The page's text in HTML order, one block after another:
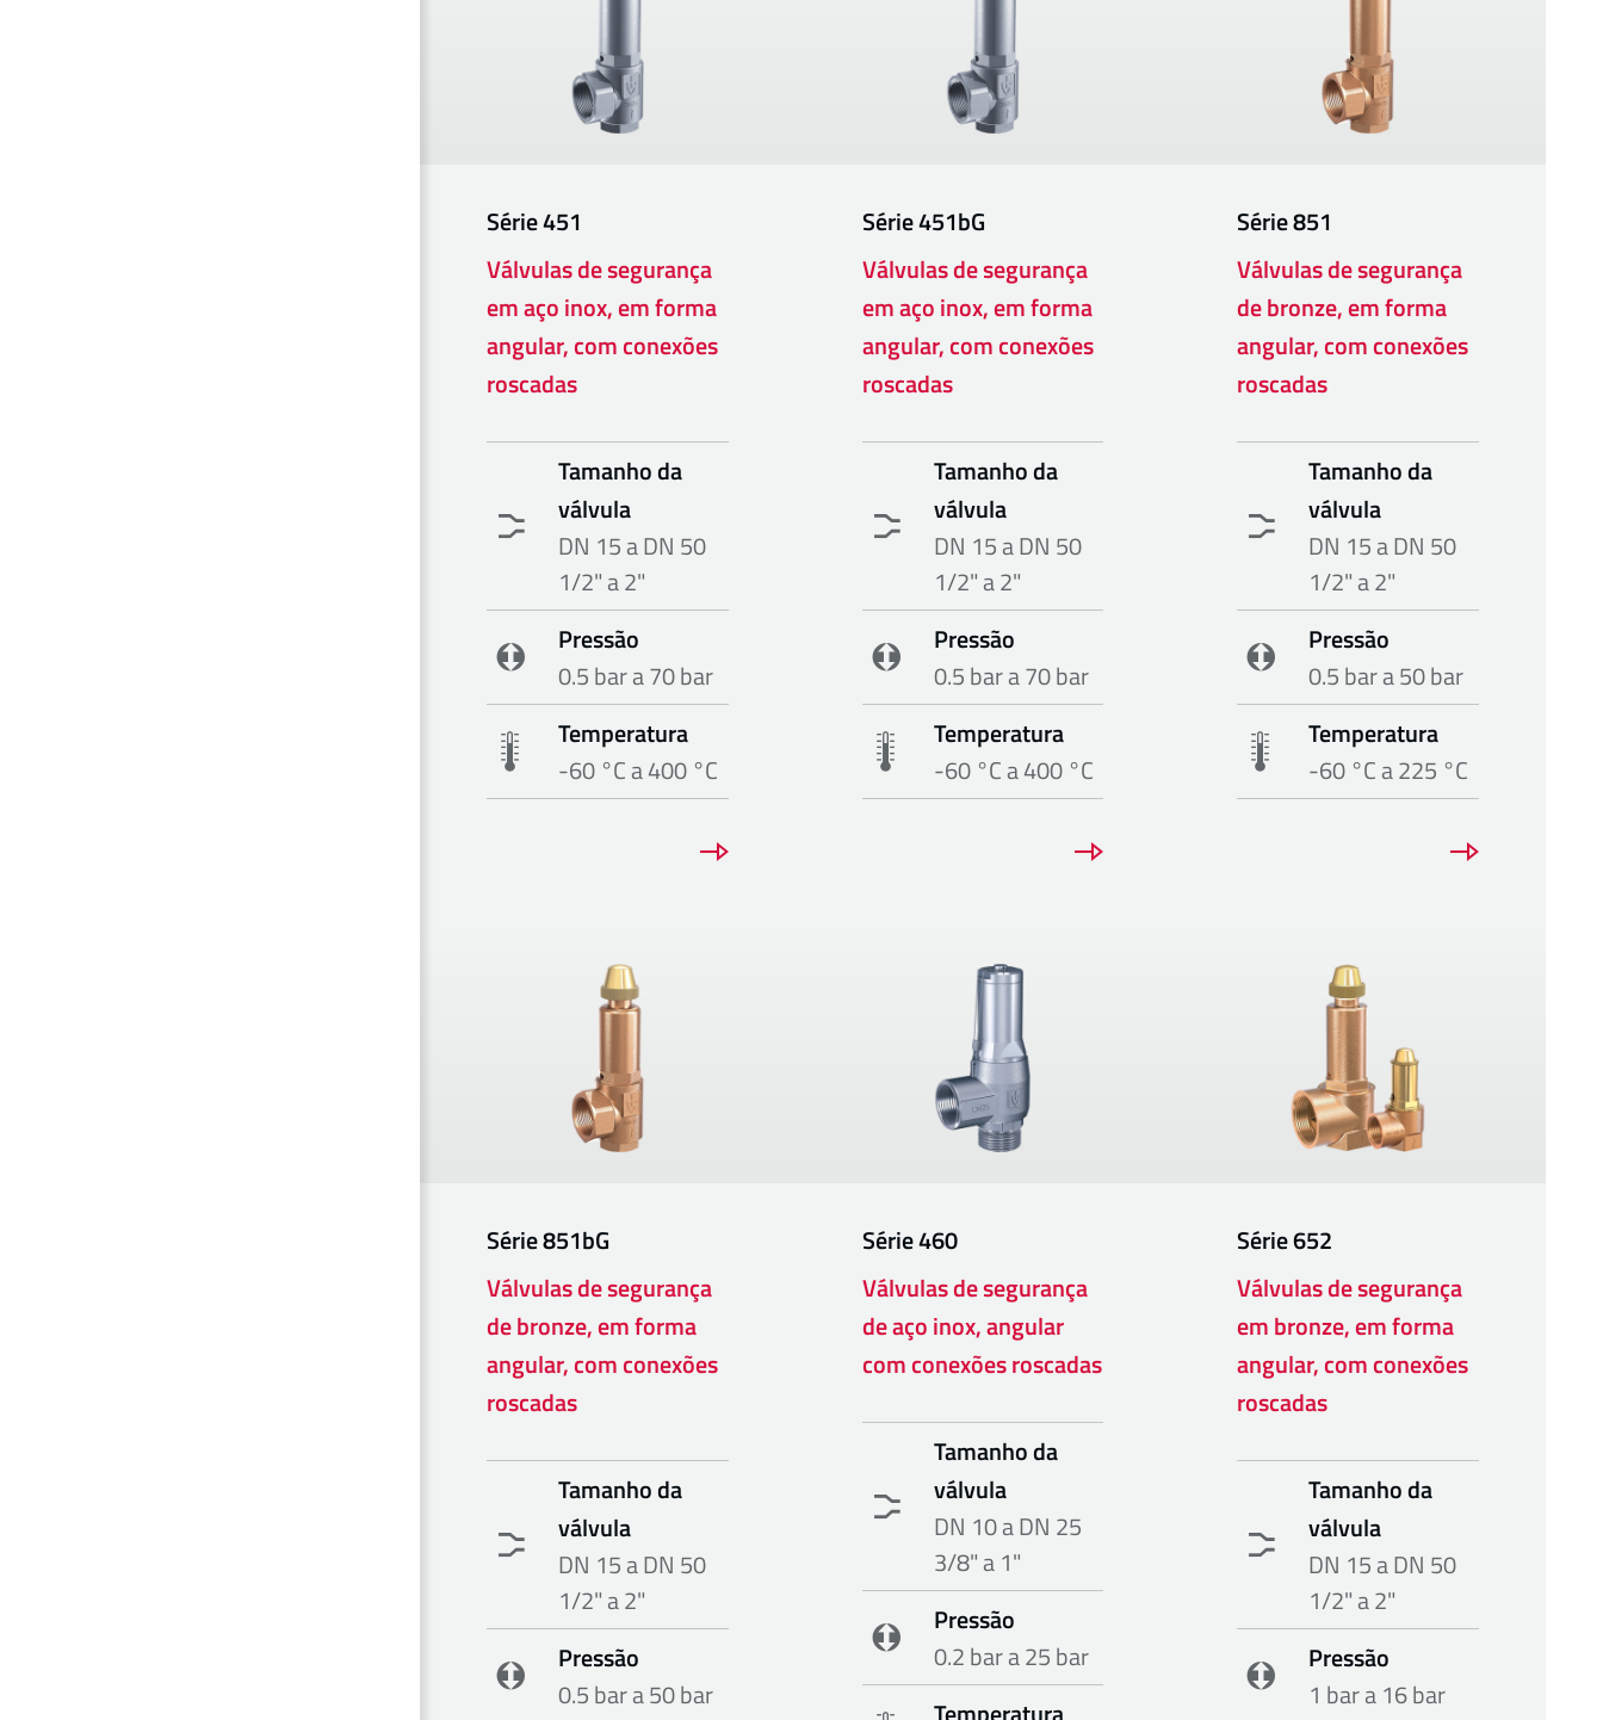
Série451
Válvulas de segurança
em aço inox, em forma
angular, com conexões
roscadas
Tamanho da
válvula
DN 15 a DN 50
1/2" a 2"
Pressão
0.5 bar a 70 bar
Temperatura
-60 °C a 400 °C
Série451bG
Válvulas de segurança
em aço inox, em forma
angular, com conexões
roscadas
Tamanho da
válvula
DN 15 a DN 50
1/2" a 2"
Pressão
0.5 bar a 70 bar
Temperatura
-60 °C a 400 °C
Série851
Válvulas de segurança
de bronze, em forma
angular, com conexões
roscadas
Tamanho da
válvula
DN 15 a DN 50
1/2" a 2"
Pressão
0.5 bar a 50 bar
Temperatura
-60 °C a 225 °C
Série851bG
Válvulas de segurança
de bronze, em forma
angular, com conexões
roscadas
Tamanho da
válvula
DN 15 a DN 50
1/2" a 2"
Pressão
0.5 bar a 50 bar
Série460
Válvulas de segurança
de aço inox, angular
com conexões roscadas
Tamanho da
válvula
DN 10 a DN 25
3/8" a 1"
Pressão
0.2 bar a 25 bar
Série652
Válvulas de segurança
em bronze, em forma
angular, com conexões
roscadas
Tamanho da
válvula
DN 15 a DN 50
1/2" a 2"
Pressão
1 bar a 16 bar